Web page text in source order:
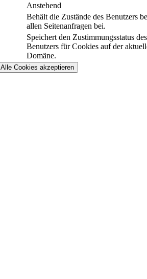
Anstehend
Behält die Zustände des Benutzers
allen Seitenanfragen bei.
Speichert den Zustimmungsstatus des
Benutzers für Cookies auf der
Domäne.
Alle Cookies akzeptieren